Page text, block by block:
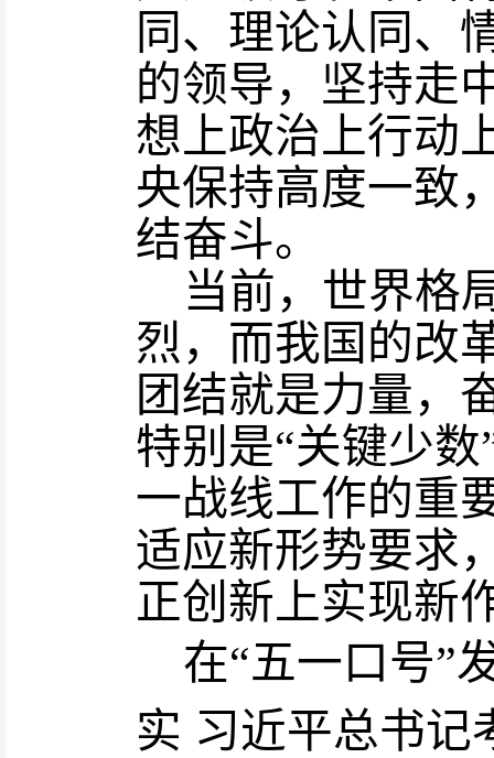
同、理论认同、
的领导，坚持走
想上政治上行动
央保持高度一致
结奋斗。
当前， 世界格
烈 ， 而我国的改
团结就是力量，
特别是“关键少
一战线工作的重
适应新形势要求
正创新上实现新
在“五一口号”
实 习近平总书记